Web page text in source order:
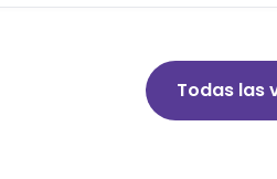
Todas las